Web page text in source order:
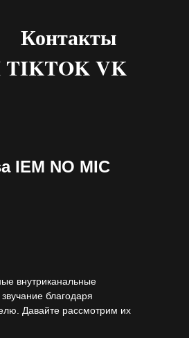
Контакты
TIKTOK VK
IEM NO MIC
внутриканальные
благодаря
Давайте рассмотрим их